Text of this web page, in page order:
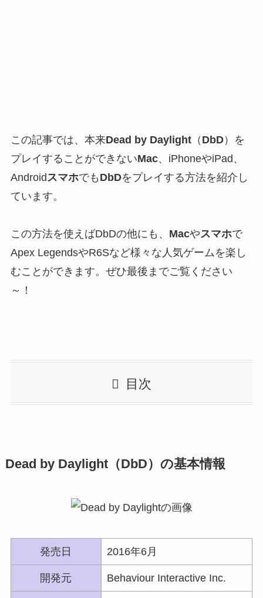
この記事では、 本来Dead by Daylight（ DbD）を
プレイすることができないMac、iPhoneやiPad、
Androidスマホでも DbDをプレイする方法を紹介 し
ています。
この方法を使えばDbDの他にも、 Macやスマホで
Apex LegendsやR6Sなど様々な人気ゲームを楽し
むことができます。 ぜひ最後までご覧ください
～！
目次
Dead by Daylight（DbD）の基本情報
発売日 2016年6月
開発元 Behaviour Interactive Inc.